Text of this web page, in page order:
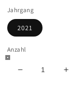
Jahrgang
2021
Anzahl
Verringere